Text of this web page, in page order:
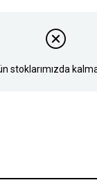
stoklarımızda